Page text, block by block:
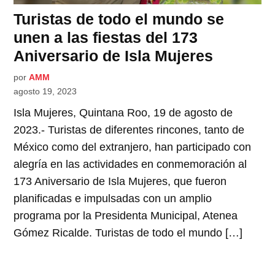
Turistas de todo el mundo se
unen a las fiestas del 173
Aniversario de Isla Mujeres
por AMM
agosto 19, 2023
Isla Mujeres, Quintana Roo, 19 de agosto de
2023.- Turistas de diferentes rincones, tanto de
México como del extranjero, han participado con
alegría en las actividades en conmemoración al
173 Aniversario de Isla Mujeres, que fueron
planificadas e impulsadas con un amplio
programa por la Presidenta Municipal, Atenea
Gómez Ricalde. Turistas de todo el mundo […]